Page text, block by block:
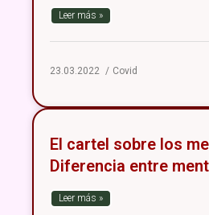
Leer más »
23.03.2022 Covid
El cartel sobre los
Diferencia entre
Leer más »